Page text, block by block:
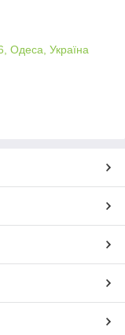
Одеса, Україна